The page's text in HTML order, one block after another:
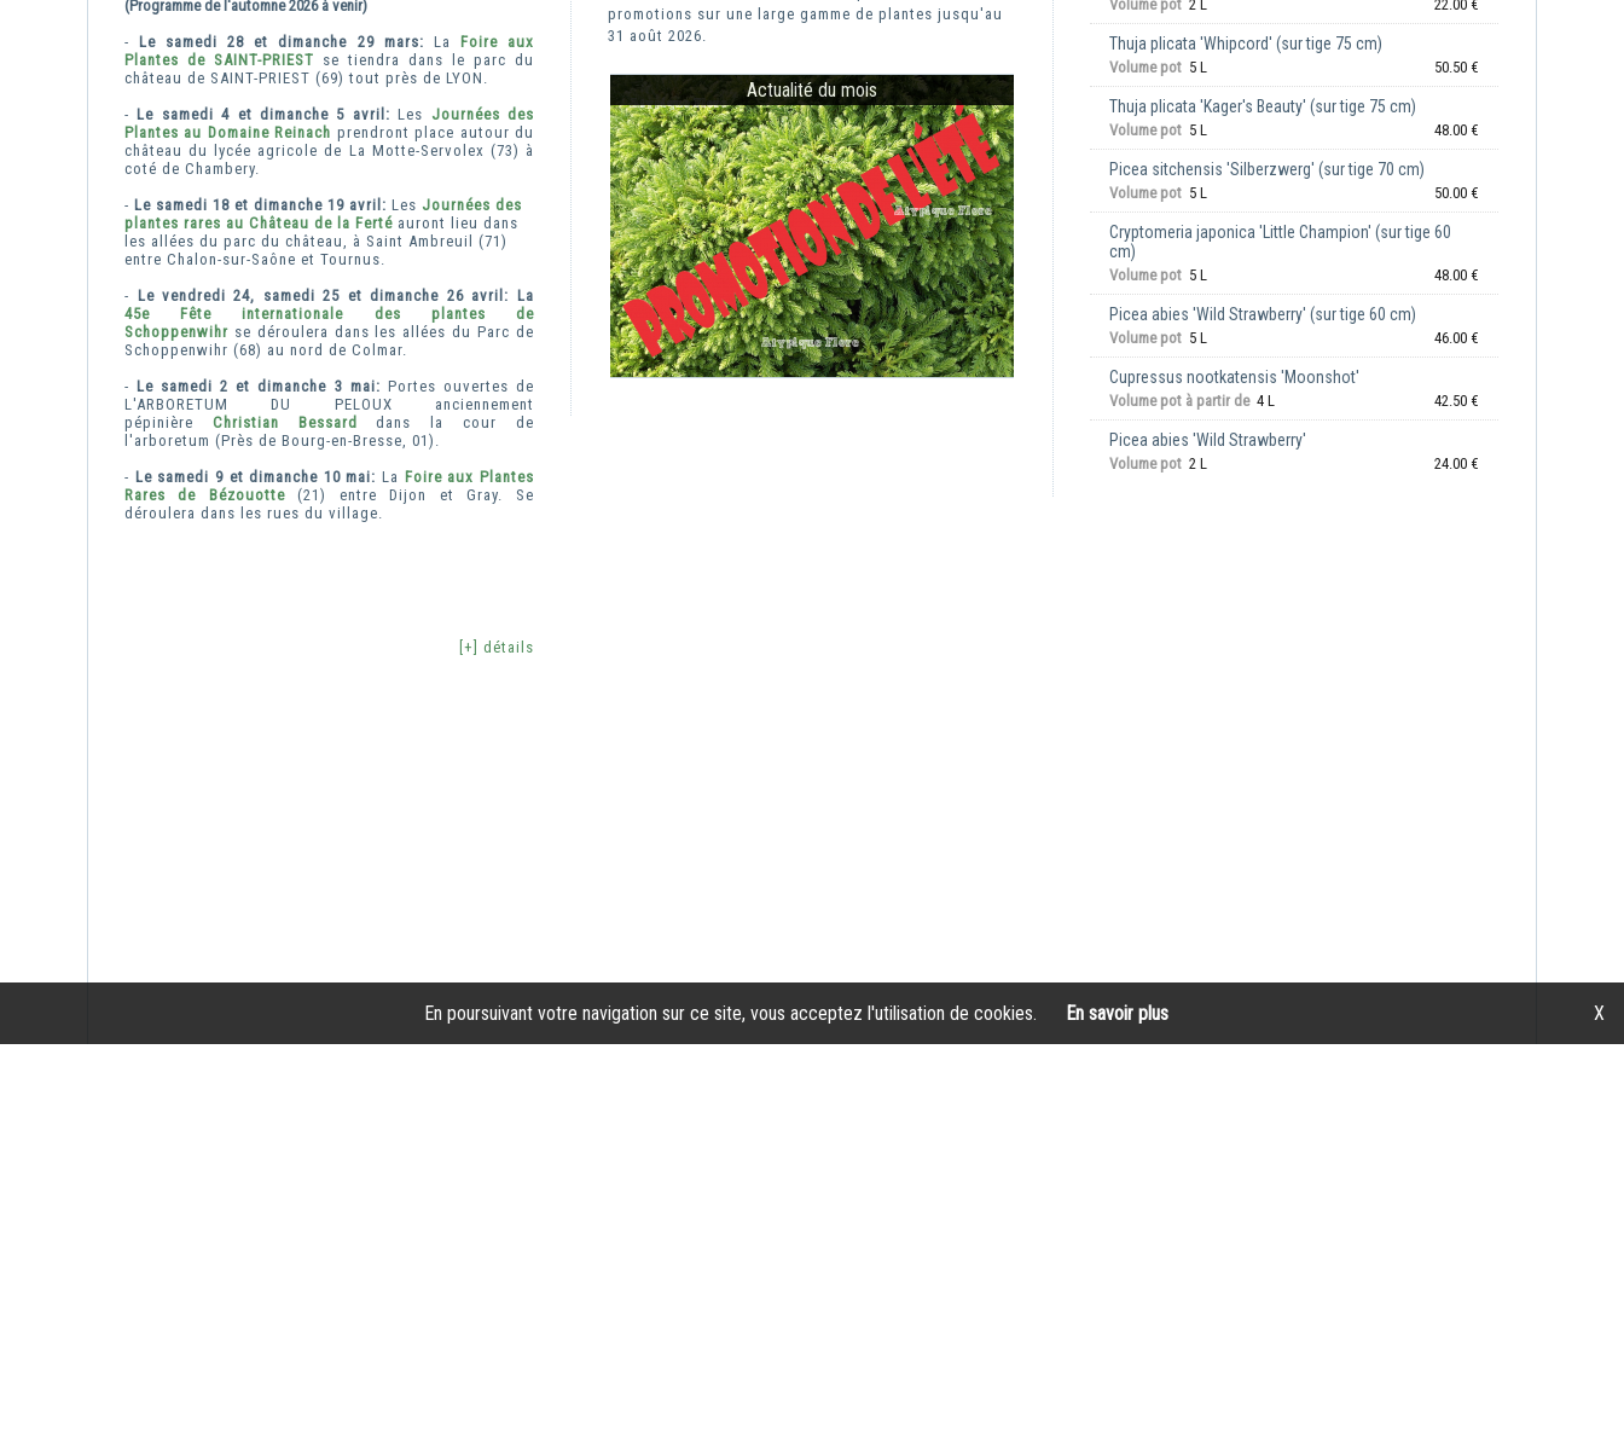
(Programme de l'automne 2026 à venir)
- Le samedi 28 et dimanche 29 mars: La Foire aux
Plantes de SAINT-PRIEST se tiendra dans le parc du
château de SAINT-PRIEST (69) tout près de LYON.
- Le samedi 4 et dimanche 5 avril: Les Journées des
Plantes au Domaine Reinach prendront place autour du
château du lycée agricole de La Motte-Servolex (73) à
coté de Chambery.
- Le samedi 18 et dimanche 19 avril: Les Journées des
plantes rares au Château de la Ferté auront lieu dans
les allées du parc du château, à Saint Ambreuil (71)
entre Chalon-sur-Saône et Tournus.
- Le vendredi 24, samedi 25 et dimanche 26 avril: La
45e Fête internationale des plantes de
Schoppenwihr se déroulera dans les allées du Parc de
Schoppenwihr (68) au nord de Colmar.
- Le samedi 2 et dimanche 3 mai: Portes ouvertes de
L'ARBORETUM DU PELOUX anciennement
pépinière
Christian Bessard
dans la cour de
l'arboretum (Près de Bourg-en-Bresse, 01).
- Le samedi 9 et dimanche 10 mai:La Foire aux Plantes
Rares de Bézouotte(21) entre Dijon et Gray. Se
déroulera dans les rues du village.
[+] détails
promotions sur une large gamme de plantes jusqu'au
31 août 2026.
Actualité du mois
Volume pot2 L 22.00 €
Thuja plicata 'Whipcord' (sur tige 75 cm)
Volume pot5 L 50.50 €
Thuja plicata 'Kager's Beauty' (sur tige 75 cm)
Volume pot5 L 48.00 €
Picea sitchensis 'Silberzwerg' (sur tige 70 cm)
Volume pot5 L 50.00 €
Cryptomeria japonica 'Little Champion' (sur tige 60
cm)
Volume pot5 L 48.00 €
Picea abies 'Wild Strawberry' (sur tige 60 cm)
Volume pot5 L 46.00 €
Cupressus nootkatensis 'Moonshot'
Volume pot à partir de4 L 42.50 €
Picea abies 'Wild Strawberry'
Volume pot2 L 24.00 €
En poursuivant votre navigation sur ce site, vous acceptez l'utilisation de cookies. En savoir plus X